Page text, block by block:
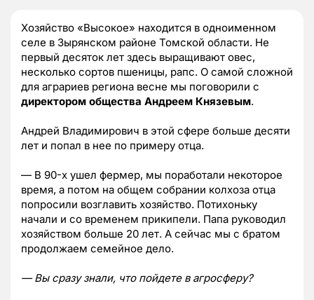
Хозяйство «Высокое» находится в одноименном
селе в Зырянском районе Томской области. Не
первый десяток лет здесь выращивают овес,
несколько сортов пшеницы, рапс. О самой сложной
для аграриев региона весне мы поговорили с
директором общества Андреем Князевым.
Андрей Владимирович в этой сфере больше десяти
лет и попал в нее по примеру отца.
— В 90-х ушел фермер, мы поработали некоторое
время, а потом на общем собрании колхоза отца
попросили возглавить хозяйство. Потихоньку
начали и со временем прикипели. Папа руководил
хозяйством больше 20 лет. А сейчас мы с братом
продолжаем семейное дело.
— Вы сразу знали, что пойдете в агросферу?